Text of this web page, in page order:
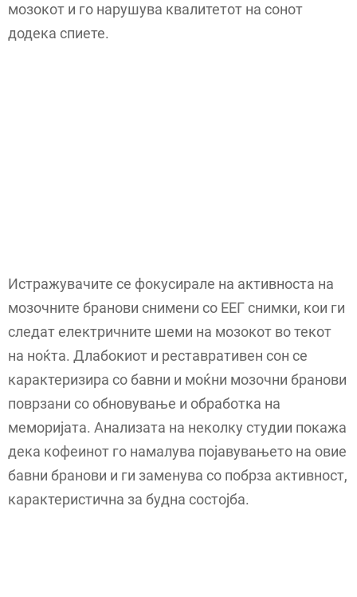
мозокот и го нарушува квалитетот на сонот
додека спиете.
Истражувачите се фокусирале на активноста на
мозочните бранови снимени со ЕЕГ снимки, кои ги
следат електричните шеми на мозокот во текот
на ноќта. Длабокиот и реставративен сон се
карактеризира со бавни и моќни мозочни бранови
поврзани со обновување и обработка на
меморијата. Анализата на неколку студии покажа
дека кофеинот го намалува појавувањето на овие
бавни бранови и ги заменува со побрза активност,
карактеристична за будна состојба.